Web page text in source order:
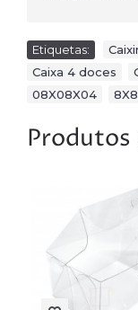
Etiquetas:
Caixa 4 doces
08X08X04
Produtos